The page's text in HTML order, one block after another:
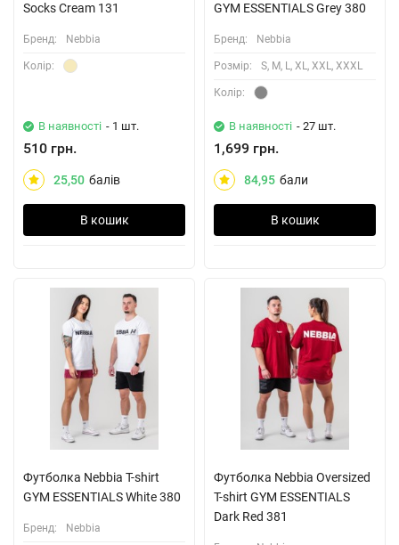
Socks Cream 131
Бренд: Nebbia
Колiр:
В наявності - 1 шт.
510 грн.
25,50 балів
В кошик
GYM ESSENTIALS Grey 380
Бренд: Nebbia
Розмiр: S, M, L, XL, XXL, XXXL
Колiр:
В наявності - 27 шт.
1,699 грн.
84,95 бали
В кошик
Футболка Nebbia T-shirt
GYM ESSENTIALS White 380
Бренд: Nebbia
Футболка Nebbia Oversized
T-shirt GYM ESSENTIALS
Dark Red 381